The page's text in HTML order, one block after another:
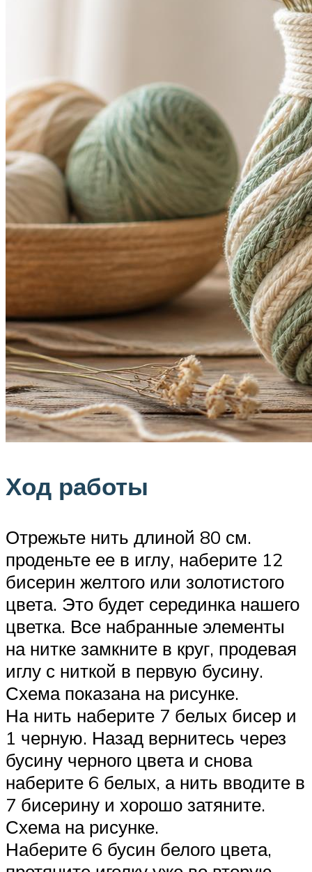
Ход работы
Отрежьте нить длиной 80 см.
проденьте ее в иглу, наберите 12
бисерин желтого или золотистого
цвета. Это будет серединка нашего
цветка. Все набранные элементы
на нитке замкните в круг, продевая
иглу с ниткой в первую бусину.
Схема показана на рисунке.
На нить наберите 7 белых бисер и
1 черную. Назад вернитесь через
бусину черного цвета и снова
наберите 6 белых, а нить вводите в
7 бисерину и хорошо затяните.
Схема на рисунке.
Наберите 6 бусин белого цвета,